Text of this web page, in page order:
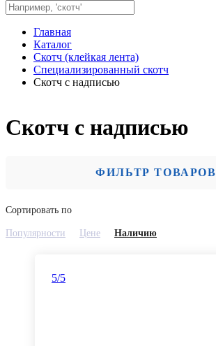
Главная
Каталог
Скотч (клейкая лента)
Специализированный скотч
Скотч с надписью
Скотч с надписью
ФИЛЬТР ТОВАРОВ
Сортировать по
Популярности Цене Наличию
5/5